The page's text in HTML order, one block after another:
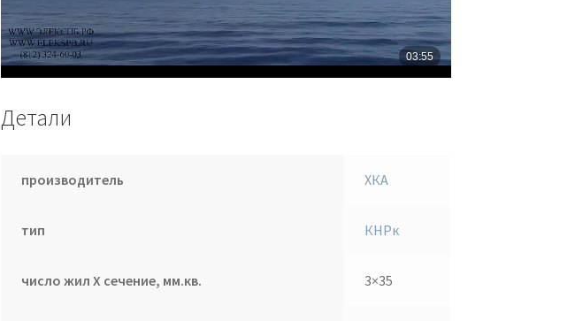
Детали
производитель ХКА
тип КНРк
число жил Х сечение, мм.кв. 3×35